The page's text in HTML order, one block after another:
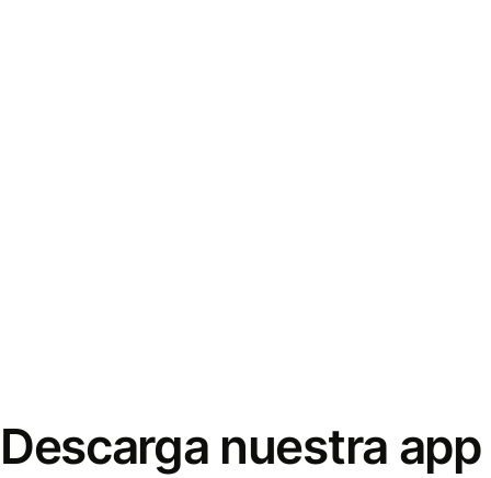
Descarga nuestra